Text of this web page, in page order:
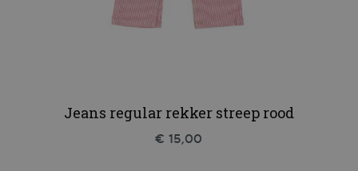
Jeans regular rekker streep rood
€ 15,00